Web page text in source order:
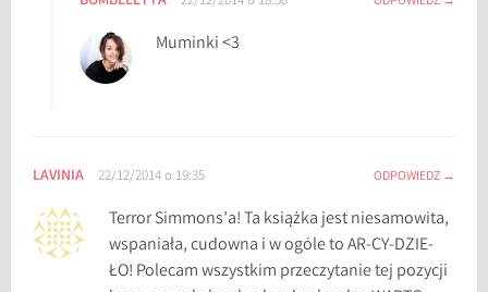
Muminki <3
LAVINIA 22/12/2014 o 19:35 ODPOWIEDZ
Terror Simmons’a! Ta książka jest niesamowita,
wspaniała, cudowna i w ogóle to AR-CY-DZIE-
ŁO! Polecam wszystkim przeczytanie tej pozycji